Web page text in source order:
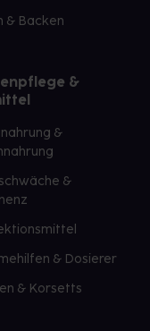
& Backen
&
&
&
& Dosierer
& Korsetts